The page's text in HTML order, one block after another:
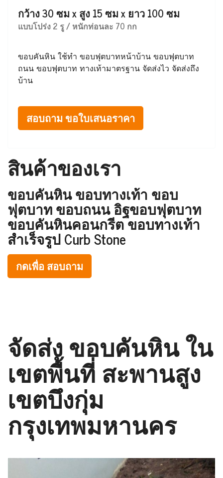
กว้าง 30 ซม x สูง 15 ซม x ยาว 100 ซม
แบบโปร่ง 2 รู / หนักท่อนละ 70 กก
ขอบคันหิน ใช้ทำ ขอบฟุตบาทหน้าบ้าน ขอบฟุตบาท
ถนน ขอบฟุตบาท ทางเท้ามาตรฐาน จัดส่งไว จัดส่งถึง
บ้าน
สอบถาม ขอใบเสนอราคา
สินค้าของเรา
ขอบคันหิน ขอบทางเท้า ขอบ
ฟุตบาท ขอบถนน อิฐขอบฟุตบาท
ขอบคันหินคอนกรีต ขอบทางเท้า
สำเร็จรูป Curb Stone
กดเพื่อ สอบถาม
จัดส่ง ขอบคันหิน ใน
เขตพื้นที่ สะพานสูง
เขตบึงกุ่ม
กรุงเทพมหานคร